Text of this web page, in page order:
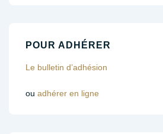
POUR ADHÉRER
Le bulletin d’adhésion
ou adhérer en ligne